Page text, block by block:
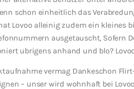
schon einheitlich das
Lovoo alleinig zudem ein kleines
ausgetauscht, Sofern
ubrigens anhand und blo?
vermag Dankeschon
– unser wird wohnhaft bei